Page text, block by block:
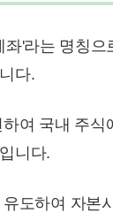
'라는 명칭
다.
여 국내 주
니다.
도하여 자본